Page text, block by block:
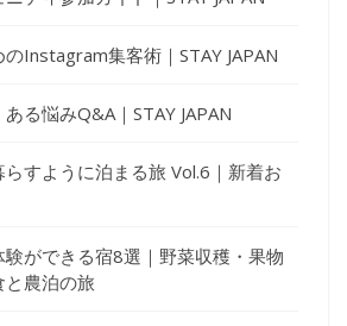
Instagram集客術｜STAY JAPAN
る悩みQ&A｜STAY JAPAN
すように泊まる旅 Vol.6｜新着お
ができる宿8選｜野菜収穫・果物
農泊の旅